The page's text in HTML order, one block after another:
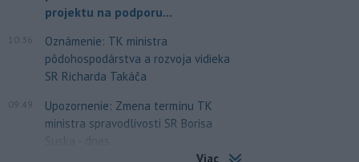
projektu na podporu...
10:36
Oznámenie: TK ministra
pôdohospodárstva a rozvoja vidieka
SR Richarda Takáča
09:49
Upozornenie: Zmena termínu TK
ministra spravodlivosti SR Borisa
Suska - dnes
Viac